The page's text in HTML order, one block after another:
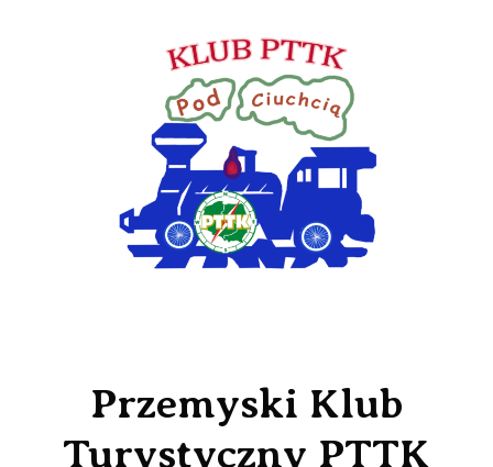
Przemyski Klub
Turystyczny PTTK